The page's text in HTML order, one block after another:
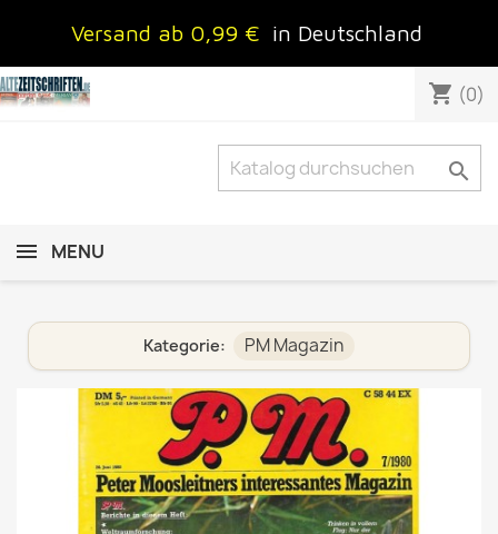
Versand ab 0,99 € in Deutschland
shopping_cart (0)

MENU
Kategorie: PM Magazin